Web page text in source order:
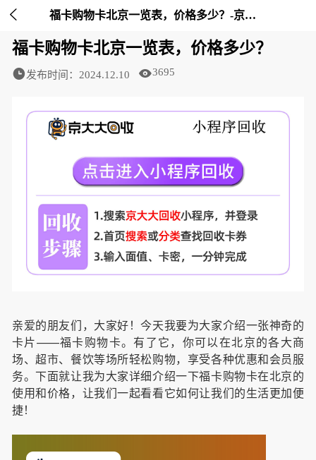
 福卡购物卡北京一览表，价格多少？-京大大回收
福卡购物卡北京一览表，价格多少？
发布时间：2024.12.10 3695
亲爱的朋友们，大家好！今天我要为大家介绍一张神奇的
卡片——福卡购物卡。有了它，你可以在北京的各大商
场、超市、餐饮等场所轻松购物，享受各种优惠和会员服
务。下面就让我为大家详细介绍一下福卡购物卡在北京的
使用和价格，让我们一起看看它如何让我们的生活更加便
捷！